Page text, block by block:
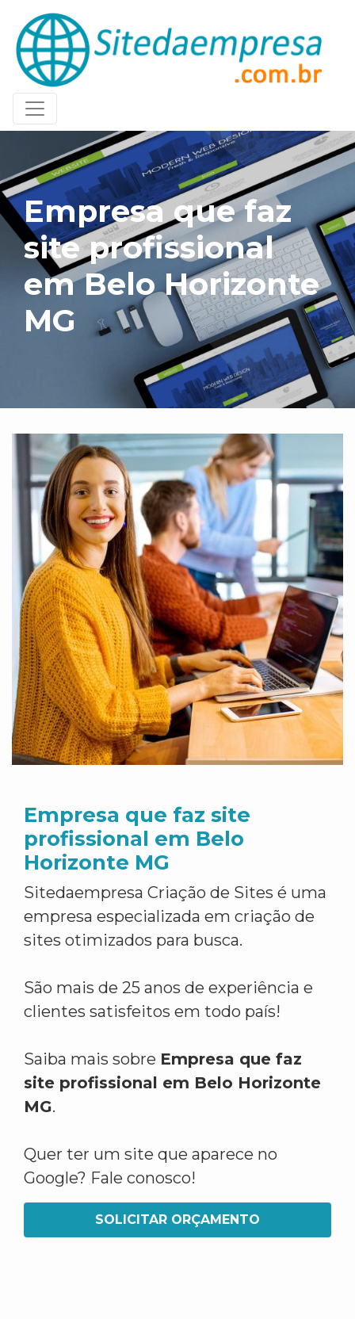
Empresa que faz
site profissional
em Belo Horizonte
MG
Empresa que faz site
profissional em Belo
Horizonte MG
Sitedaempresa Criação de Sites é uma
empresa especializada em criação de
sites otimizados para busca.
São mais de 25 anos de experiência e
clientes satisfeitos em todo país!
Saiba mais sobre Empresa que faz
site profissional em Belo Horizonte
MG.
Quer ter um site que aparece no
Google? Fale conosco!
SOLICITAR ORÇAMENTO